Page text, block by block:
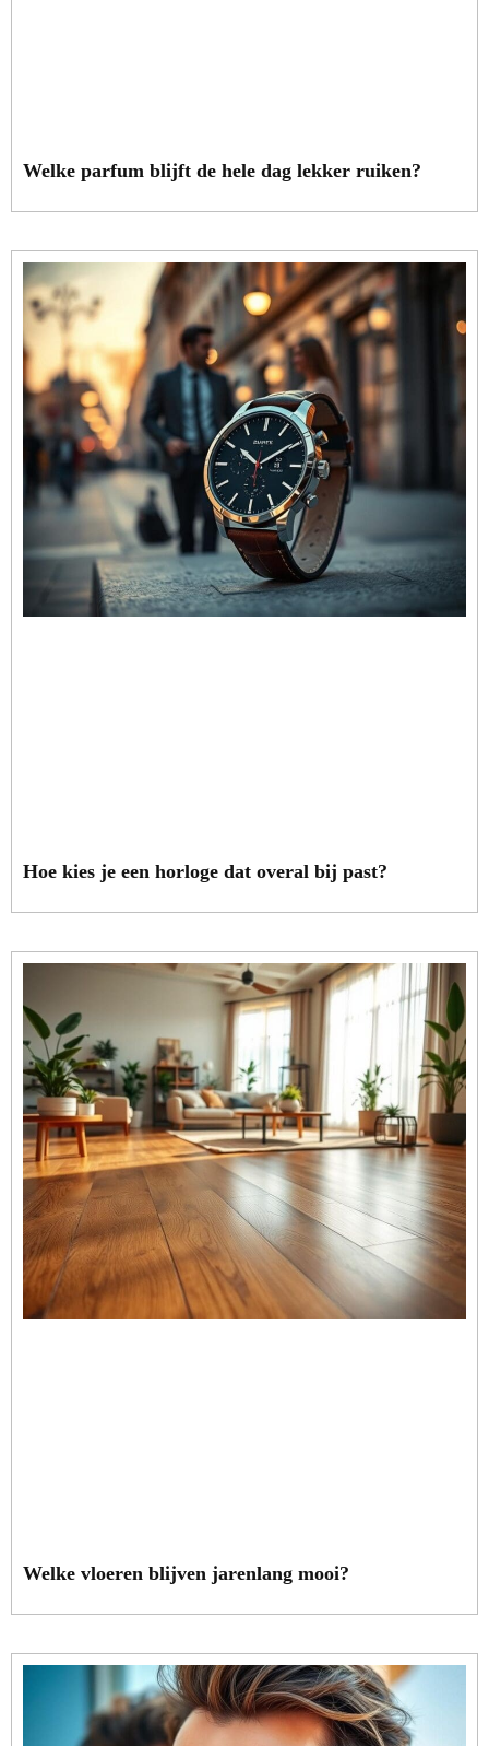
Welke parfum blijft de hele dag lekker ruiken?
Hoe kies je een horloge dat overal bij past?
Welke vloeren blijven jarenlang mooi?